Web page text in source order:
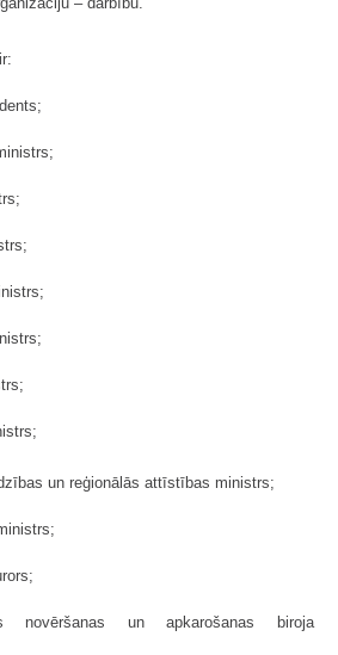
un reģionālās attīstības ministrs;
novēršanas un apkarošanas biroja